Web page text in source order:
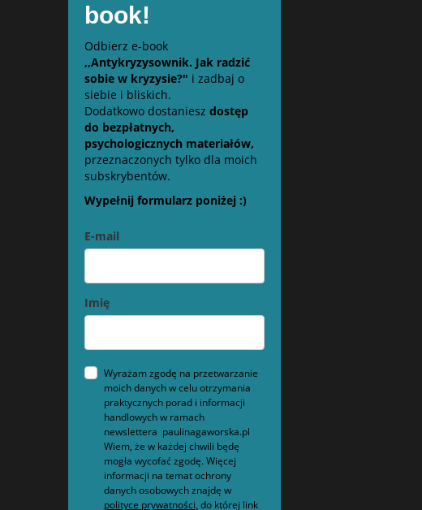
book!
Odbierz e-book
,,Antykryzysownik. Jak radzić
sobie w kryzysie?" i zadbaj o
siebie i bliskich.
Dodatkowo dostaniesz dostęp
do bezpłatnych,
psychologicznych materiałów,
przeznaczonych tylko dla moich
subskrybentów.
Wypełnij formularz poniżej :)
E-mail
Imię
Wyrażam zgodę na przetwarzanie
moich danych w celu otrzymania
praktycznych porad i informacji
handlowych w ramach
newslettera paulinagaworska.pl
Wiem, że w każdej chwili będę
mogła wycofać zgodę. Więcej
informacji na temat ochrony
danych osobowych znajdę w
polityce prywatności, do której link